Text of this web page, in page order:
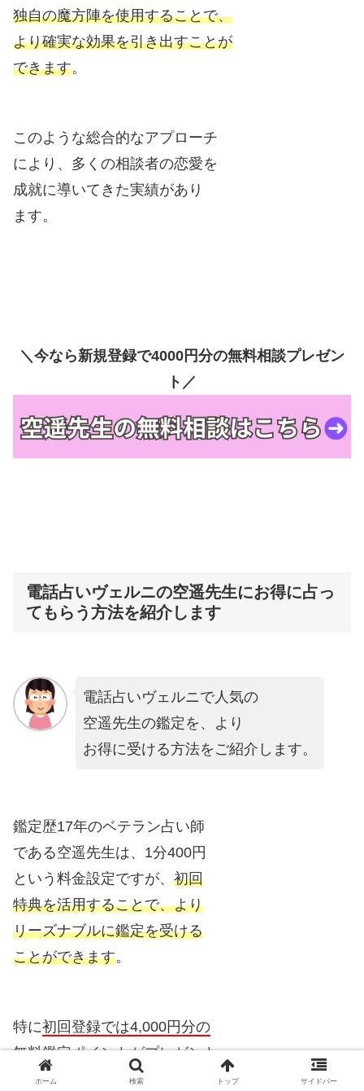
独自の魔方陣を使用することで、
より確実な効果を引き出すことが
できます。
このような総合的なアプローチ
により、多くの相談者の恋愛を
成就に導いてきた実績があり
ます。
＼今なら新規登録で4000円分の無料相談プレゼン
ト／
電話占いヴェルニの空遥先生にお得に占っ
てもらう方法を紹介します
電話占いヴェルニで人気の
空遥先生の鑑定を、より
お得に受ける方法をご紹介します。
鑑定歴17年のベテラン占い師
である空遥先生は、1分400円
という料金設定ですが、 初回
特典を活用することで、より
リーズナブルに鑑定を受ける
ことができます。
特に初回登録では4,000円分の
無料鑑定ポイントがプレゼント
されるため、10分程度の鑑定が
ホーム 検索 トップ サイドバー